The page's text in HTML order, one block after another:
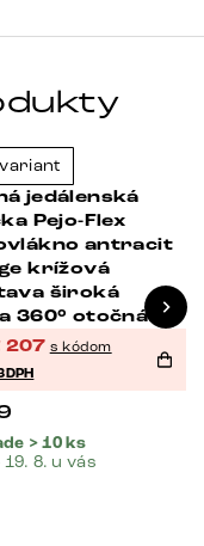
jedálenská
Pejo-Flex
antracit
krížová
široká
360° otočná
funkcia
pružina
207 s kódom
> 10 ks
19. 8. u vás